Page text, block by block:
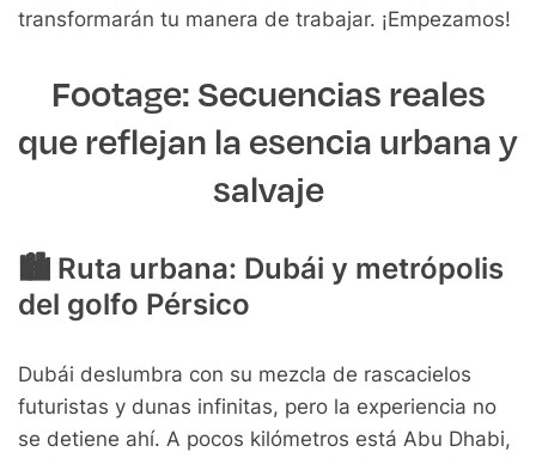
transformarán tu manera de trabajar. ¡Empezamos!
Footage: Secuencias reales
que reflejan la esencia urbana y
salvaje
🏙️ Ruta urbana: Dubái y metrópolis
del golfo Pérsico
Dubái deslumbra con su mezcla de rascacielos
futuristas y dunas infinitas, pero la experiencia no
se detiene ahí. A pocos kilómetros está Abu Dhabi,